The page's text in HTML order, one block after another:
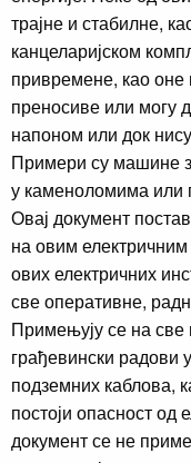
трајне и стабилне,
канцеларијском
привремене, као оне
преносиве или могу
напоном или док
Примери су машине
у каменоломима или
Овај документ
на овим
ових електричних
све оперативне,
Примењују се на све
грађевински радови
подземних каблова,
постоји опасност од
документ се не